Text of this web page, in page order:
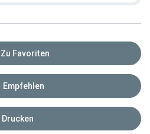
Zu Favoriten
Empfehlen
Drucken